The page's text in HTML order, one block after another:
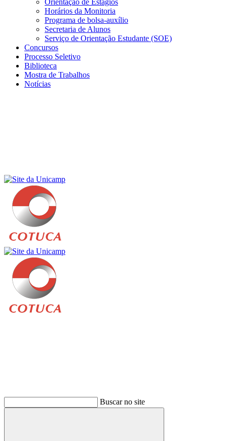
Orientação de Estágios
Horários da Monitoria
Programa de bolsa-auxílio
Secretaria de Alunos
Serviço de Orientação Estudante (SOE)
Concursos
Processo Seletivo
Biblioteca
Mostra de Trabalhos
Notícias
Buscar no site